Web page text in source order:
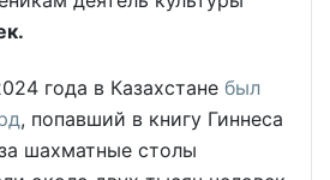
года в Казахстане был
, попавший в книгу Гиннеса
шахматные столы